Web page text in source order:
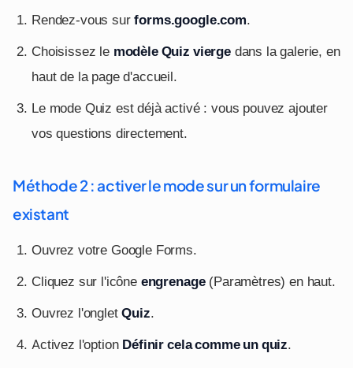
Rendez-vous surforms.google.com.
Choisissez le modèle Quiz viergedans la galerie, en
haut de la page d'accueil.
Le mode Quiz est déjà activé : vous pouvez ajouter
vos questions directement.
Méthode 2 : activer le mode sur un formulaire
existant
Ouvrez votre Google Forms.
Cliquez sur l'icône engrenage(Paramètres) en haut.
Ouvrez l'ongletQuiz.
Activez l'option Définir cela comme un quiz.